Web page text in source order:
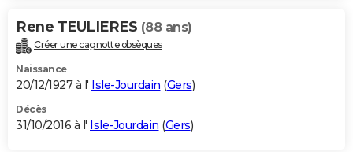
Rene TEULIERES (88 ans)
Créer une cagnotte obsèques
Naissance
20/12/1927 à l' Isle-Jourdain (Gers)
Décès
31/10/2016 à l' Isle-Jourdain (Gers)